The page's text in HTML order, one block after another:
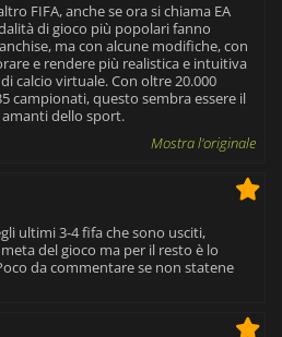
FIFA, anche se ora si chiama EA
di gioco più popolari fanno
ma con alcune modifiche, con
e rendere più realistica e intuitiva
calcio virtuale. Con oltre 20.000
campionati, questo sembra essere il
dello sport.
Mostra l'originale
ultimi 3-4 fifa che sono usciti,
del gioco ma per il resto è lo
da commentare se non statene